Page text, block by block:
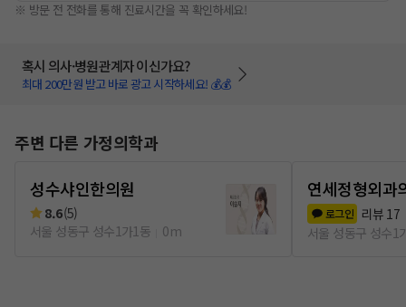
※ 방문 전 전화를 통해 진료시간을 꼭 확인하세요!
혹시 의사·병원관계자 이신가요?
최대 200만원 받고 바로 광고 시작하세요! 💰💰
주변 다른 가정의학과
성수샤인한의원
8.6(5)
서울 성동구 성수1가1동
0m
연세정형외과
로그인 리뷰 17
서울 성동구 성수1